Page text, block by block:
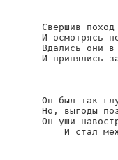
Свершив
И осмотрясь
Вдались они в
И принялись
Он был так
Но, выгоды
Он уши
И стал